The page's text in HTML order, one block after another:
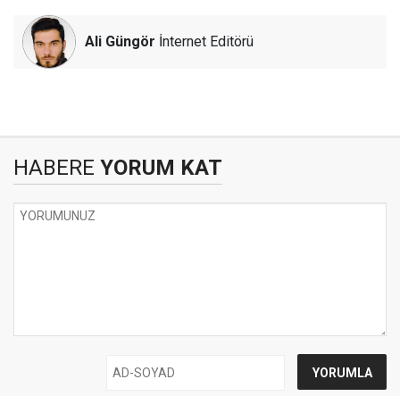
Ali Güngör İnternet Editörü
HABERE YORUM KAT